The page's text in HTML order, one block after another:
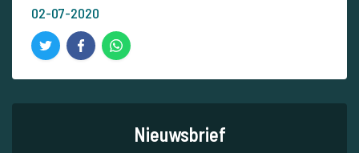
02-07-2020
Nieuwsbrief